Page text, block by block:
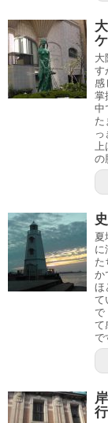
大
す
感
掌
中
た
上
の
夏
に
た
か
ほ
て
で
て
で